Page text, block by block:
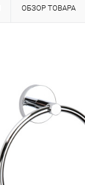
ОБЗОР ТОВАРА